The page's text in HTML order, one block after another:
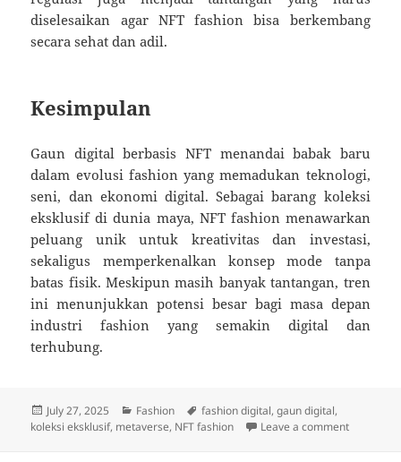
diselesaikan agar NFT fashion bisa berkembang
secara sehat dan adil.
Kesimpulan
Gaun digital berbasis NFT menandai babak baru
dalam evolusi fashion yang memadukan teknologi,
seni, dan ekonomi digital. Sebagai barang koleksi
eksklusif di dunia maya, NFT fashion menawarkan
peluang unik untuk kreativitas dan investasi,
sekaligus memperkenalkan konsep mode tanpa
batas fisik. Meskipun masih banyak tantangan, tren
ini menunjukkan potensi besar bagi masa depan
industri fashion yang semakin digital dan
terhubung.
Posted
on
July 27, 2025 Categories
Fashion Tags
fashion digital,gaun digital,
koleksi eksklusif, metaverse, NFT fashion Leave a commenton Gaun